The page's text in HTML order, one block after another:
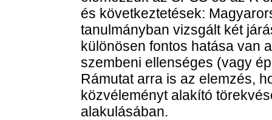
és következtetések:
tanulmányban vizsgált két
különösen fontos hatása van
szembeni ellenséges (vagy
Rámutat arra is az elemzés,
közvéleményt alakító
alakulásában.